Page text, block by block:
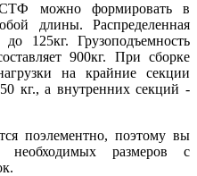
СТФ можно формировать в
длины. Распределенная
125кг. Грузоподъемность
900кг. При сборке
на крайние секции
кг., а внутренних секций -
поэлементно, поэтому вы
необходимых размеров с